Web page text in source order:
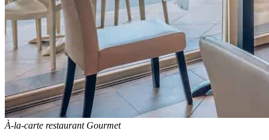
À-la-carte restaurant Gourmet